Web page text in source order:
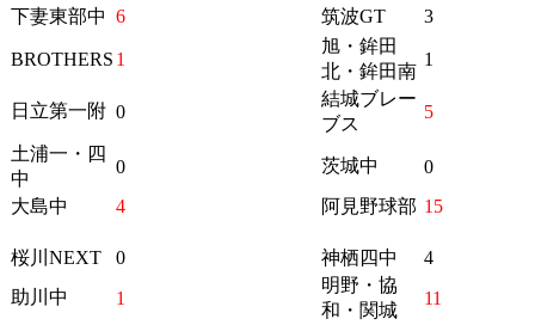
下妻東部中 6 筑波GT 3
BROTHERS 1
旭・鉾田
北・鉾田南
1
日立第一附 0
結城ブレー
ブス
5
土浦一・四
中
0 茨城中
0
大島中
4 阿見野球部 15
桜川NEXT 0 神栖四中
4
助川中
1
明野・協
和・関城
11